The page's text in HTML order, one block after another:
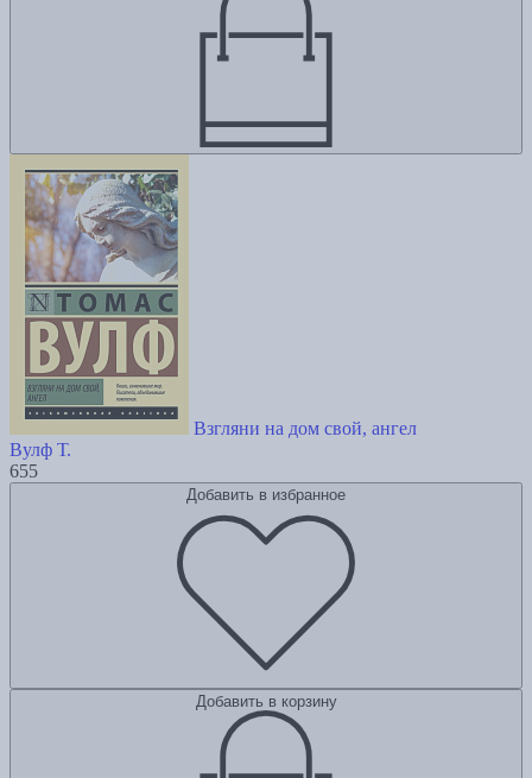
Взгляни на дом свой, ангел
Вулф Т.
655
Добавить в избранное
Добавить в корзину